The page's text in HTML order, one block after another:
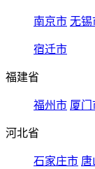
南京市 无锡
宿迁市
福建省
福州市 厦门
河北省
石家庄市 唐